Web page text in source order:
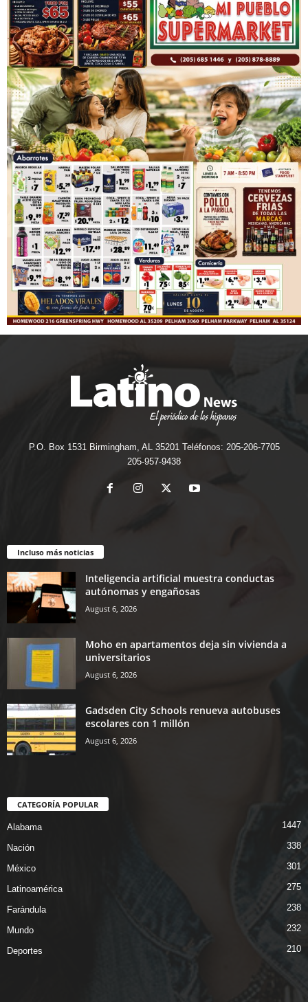
P.O. Box 1531 Birmingham, AL 35201 Teléfonos: 205-206-7705
205-957-9438
Incluso más noticias
Inteligencia artificial muestra conductas
autónomas y engañosas
August 6, 2026
Moho en apartamentos deja sin vivienda a
universitarios
August 6, 2026
Gadsden City Schools renueva autobuses
escolares con 1 millón
August 6, 2026
CATEGORÍA POPULAR
Alabama 1447
Nación 338
México 301
Latinoamérica 275
Farándula 238
Mundo 232
Deportes 210